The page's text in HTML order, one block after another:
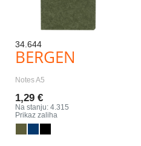
34.644
BERGEN
Notes A5
1,29 €
Na stanju: 4.315
Prikaz zaliha